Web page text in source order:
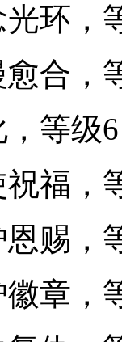
环，
合，
等级6
福，
赐，
章，